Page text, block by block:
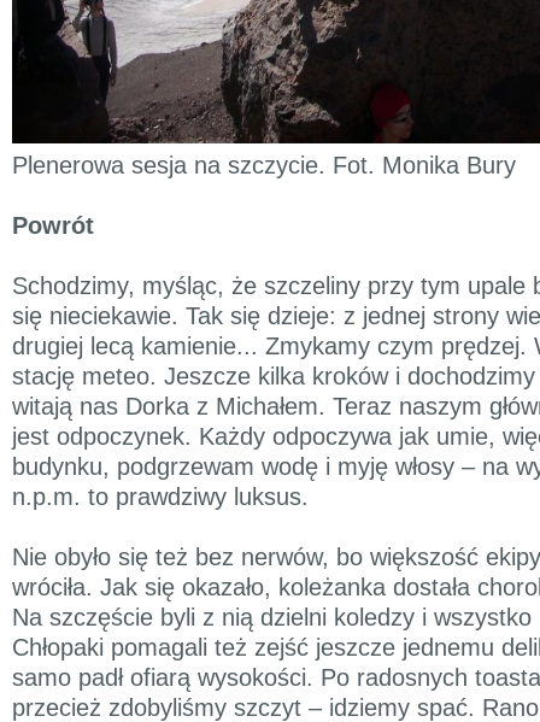
Plenerowa sesja na szczycie. Fot. Monika Bury
Powrót
Schodzimy, myśląc, że szczeliny przy tym upale
się nieciekawie. Tak się dzieje: z jednej strony
drugiej lecą kamienie... Zmykamy czym prędzej.
stację meteo. Jeszcze kilka kroków i
witają nas Dorka z Michałem. Teraz naszym
jest odpoczynek. Każdy odpoczywa jak umie,
budynku, podgrzewam wodę i myję włosy – na
n.p.m. to prawdziwy luksus.
Nie obyło się też bez nerwów, bo większość
wróciła. Jak się okazało, koleżanka dostała
Na szczęście byli z nią dzielni koledzy i wszystko
Chłopaki pomagali też zejść jeszcze jednemu
samo padł ofiarą wysokości. Po radosnych
przecież zdobyliśmy szczyt – idziemy spać.